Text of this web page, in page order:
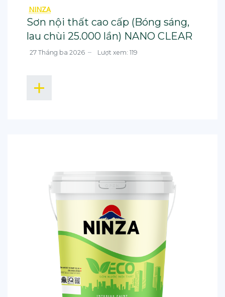
NINZA
Sơn nội thất cao cấp (Bóng sáng,
lau chùi 25.000 lần) NANO CLEAR
27 Tháng ba 2026 Lượt xem: 119